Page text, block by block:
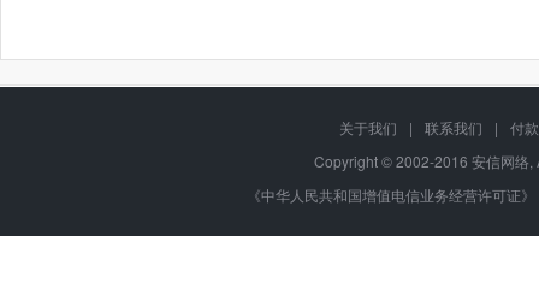
关于我们 | 联系我们 |
付
Copyright © 2002-2016 安信网
《中华人民共和国增值电信业务经营许可